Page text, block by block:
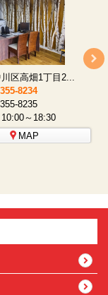
区太閤通9-1...
0853
3587
～18:30
MAP